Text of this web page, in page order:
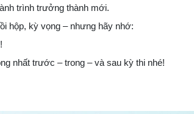
trình trưởng thành mới.
hộp, kỳ vọng – nhưng hãy nhớ:
nhất trước – trong – và sau kỳ thi nhé!